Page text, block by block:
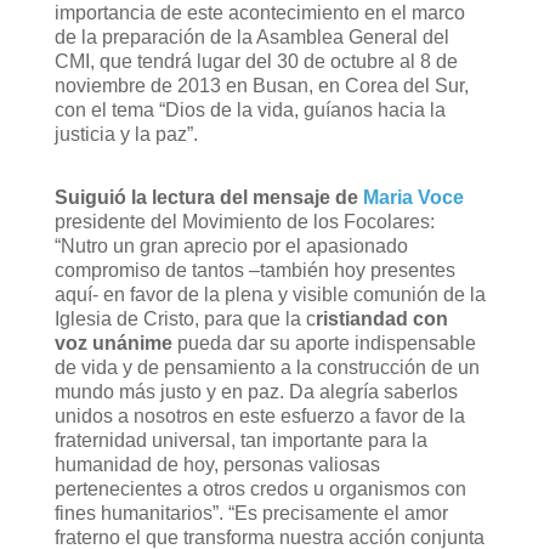
importancia de este acontecimiento en el marco
de la preparación de la Asamblea General del
CMI, que tendrá lugar del 30 de octubre al 8 de
noviembre de 2013 en Busan, en Corea del Sur,
con el tema “Dios de la vida, guíanos hacia la
justicia y la paz”.
Suiguió la lectura del mensaje de Maria Voce
presidente del Movimiento de los Focolares:
“Nutro un gran aprecio por el apasionado
compromiso de tantos –también hoy presentes
aquí- en favor de la plena y visible comunión de la
Iglesia de Cristo, para que la cristiandad con
voz unánimepueda dar su aporte indispensable
de vida y de pensamiento a la construcción de un
mundo más justo y en paz. Da alegría saberlos
unidos a nosotros en este esfuerzo a favor de la
fraternidad universal, tan importante para la
humanidad de hoy, personas valiosas
pertenecientes a otros credos u organismos con
fines humanitarios”. “Es precisamente el amor
fraterno el que transforma nuestra acción conjunta